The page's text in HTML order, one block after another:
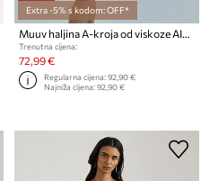
Extra -5% s kodom: OFF*
Muuv haljina A-kroja od viskoze AISE
Trenutna cijena:
72,99 €
Regularna cijena:92,90 €
Najniža cijena:92,90 €